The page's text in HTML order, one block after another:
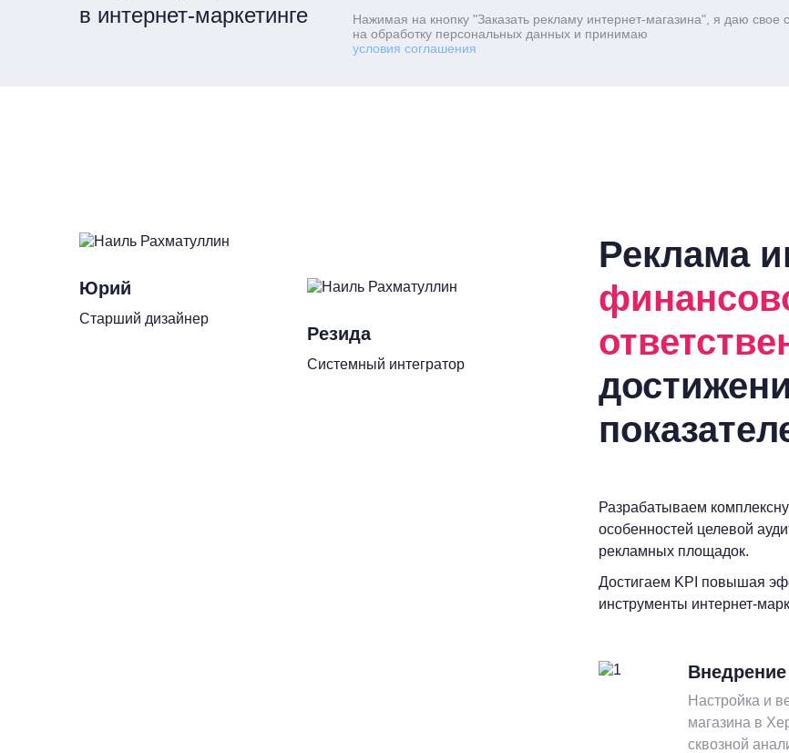
в интернет-маркетинге
Нажимая на кнопку "Заказать рекламу интернет-магазина" , я даю свое
на обработку персональных данных и принимаю
условия соглашения
Юрий
Старший дизайнер
Резида
Системный интегратор
Реклама
Разрабатываем
особенностей целевой
рекламных площадок.
Достигаем KPI повышая
инструменты интернет-
Внедрение
Настройка и
магазина в
сквозной